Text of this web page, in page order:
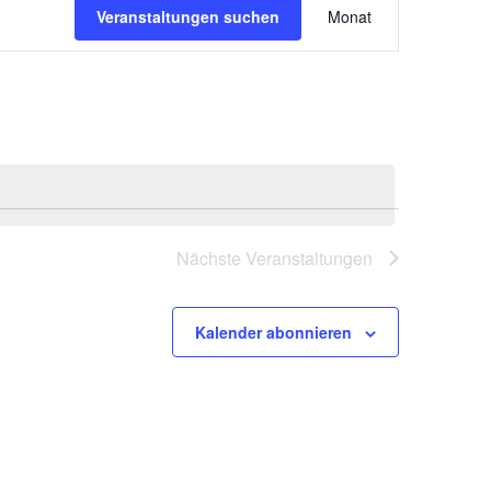
Veranstaltungen suchen
Ansichten-
Monat
Nächste Veranstaltungen
Kalender abonnieren